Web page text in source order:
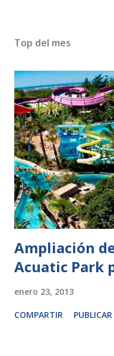
Top del mes
Ampliación
Acuatic Park
enero 23, 2013
COMPARTIR